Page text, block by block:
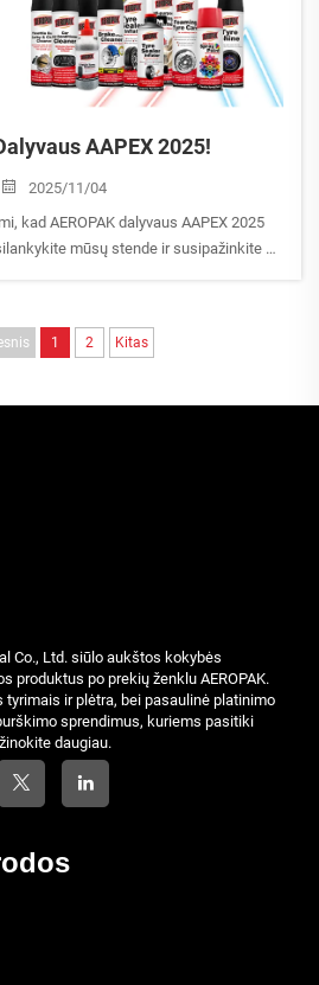
AAPEX 2025!
2025/11/04
kad AEROPAK dalyvaus AAPEX 2025
mūsų stende ir susipažinkite su
Lo...
1 2 Kitas
Co., Ltd. siūlo aukštos kokybės
produktus po prekių ženklu AEROPAK.
tyrimais ir plėtra, bei pasaulinė platinimo
sprendimus, kuriems pasitiki
daugiau.